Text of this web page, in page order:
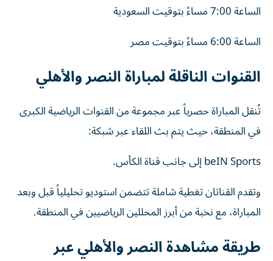
الساعة 7:00 مساءً بتوقيت السعودية
الساعة 6:00 مساءً بتوقيت مصر
القنوات الناقلة لمباراة النصر والأهلي
تُنقل المباراة حصرياً عبر مجموعة من القنوات الرياضية الكبرى
في المنطقة، حيث يتم بث اللقاء عبر شبكة:
beIN Sports إلى جانب قناة الكأس.
وتقدم القناتان تغطية شاملة تتضمن استوديو تحليلياً قبل وبعد
المباراة، مع نخبة من أبرز المحللين الرياضيين في المنطقة.
طريقة مشاهدة النصر والأهلي عبر